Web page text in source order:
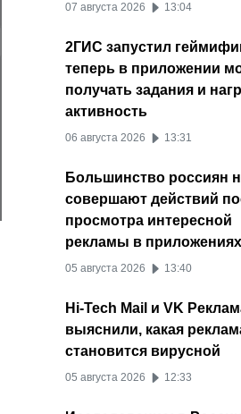
07 августа 2026 13:04
2ГИС запустил
теперь в приложении
получать задания и
активность
06 августа 2026 13:31
Большинство россиян
совершают действий
просмотра интересной
рекламы в приложениях
05 августа 2026 13:40
Hi-Tech Mail и VK
выяснили, какая
становится вирусной
05 августа 2026 12:33